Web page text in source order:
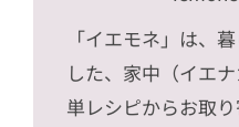
「イエモネ」は、
した、家中（イエ
単レシピからお取